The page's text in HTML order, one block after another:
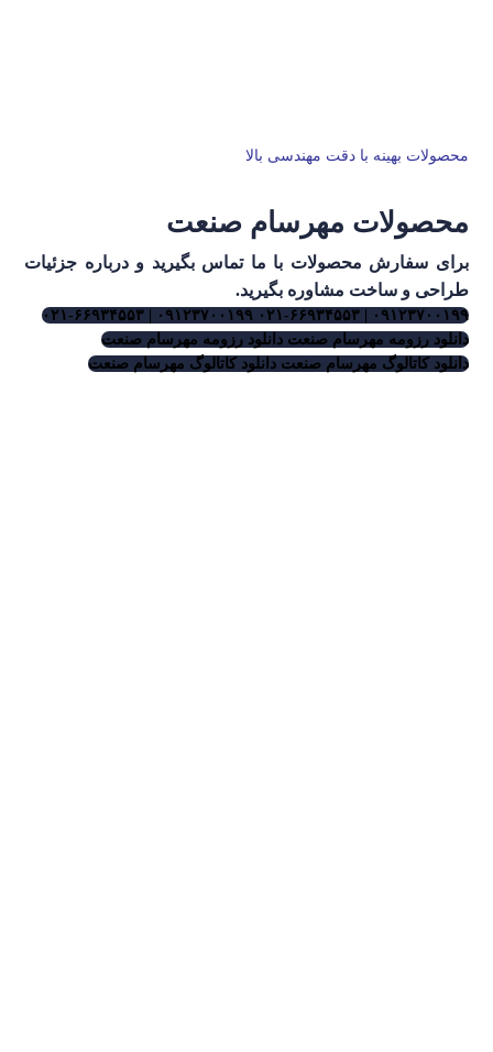
محصولات بهینه با دقت مهندسی بالا
محصولات مهرسام صنعت
برای سفارش محصولات با ما تماس بگیرید و درباره جزئیات
طراحی و ساخت مشاوره بگیرید.
۰۹۱۲۳۷۰۰۱۹۹ | ۰۲۱-۶۶۹۳۴۵۵۳
۰۹۱۲۳۷۰۰۱۹۹ | ۰۲۱-۶۶۹۳۴۵۵۳
دانلود رزومه مهرسام صنعتدانلود رزومه مهرسام صنعت
دانلود کاتالوگ مهرسام صنعتدانلود کاتالوگ مهرسام صنعت